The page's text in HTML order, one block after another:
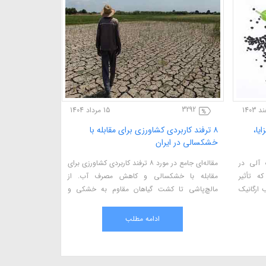
3292 15 مرداد 1404
۸ ترفند کاربردی کشاورزی برای مقابله با
خشکسالی در ایران
مقاله‌ای جامع در مورد ۸ ترفند کاربردی کشاورزی برای
مقابله با خشکسالی و کاهش مصرف آب. از
مالچ‌پاشی تا کشت گیاهان مقاوم به خشکی و
کمک می‌کند تا در شرایط کم‌آبی تولیدات خود را
ادامه مطلب
آلی در
تأثیر
ارگانیک